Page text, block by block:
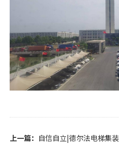
上一篇： 自信自立|德尔法电梯集